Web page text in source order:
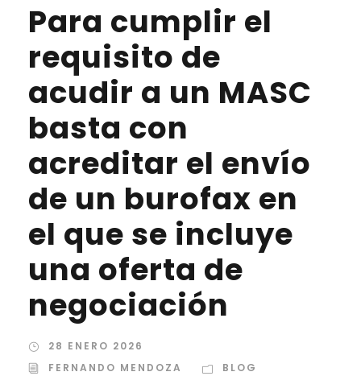
Para cumplir el
requisito de
acudir a un MASC
basta con
acreditar el envío
de un burofax en
el que se incluye
una oferta de
negociación
28 ENERO 2026
FERNANDO MENDOZA
BLOG